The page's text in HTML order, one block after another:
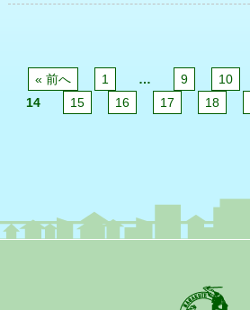
« 前へ 1 … 9 10
14
15 16 17 18